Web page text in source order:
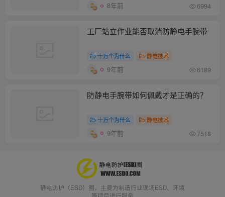
8年前 6994
工厂站立作业能否取消防静电手腕带
十万个为什么 静电技术
9年前 6189
防静电手腕带如何佩戴才是正确的？
十万个为什么 静电技术
9年前 7518
静电防护（ESD）圈，主要为制造行业现场ESD、环境
等项目进行服务